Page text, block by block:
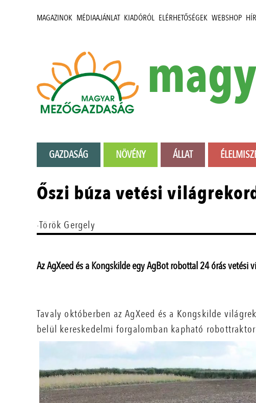
MAGAZINOK MÉDIAAJÁNLAT KIADÓRÓL ELÉRHETŐSÉGEK WEBSHOP
GAZDASÁG NÖVÉNY ÁLLAT
Őszi búza vetési
·Török Gergely
Az AgXeed és a Kongskilde egy AgBot robottal 24 órás
Tavaly októberben az AgXeed és a Kongskilde
belül kereskedelmi forgalomban kapható